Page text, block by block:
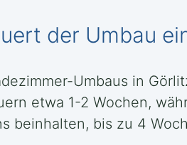
der Umbau
Umbaus in
etwa 1-2 Wochen,
beinhalten, bis zu 4